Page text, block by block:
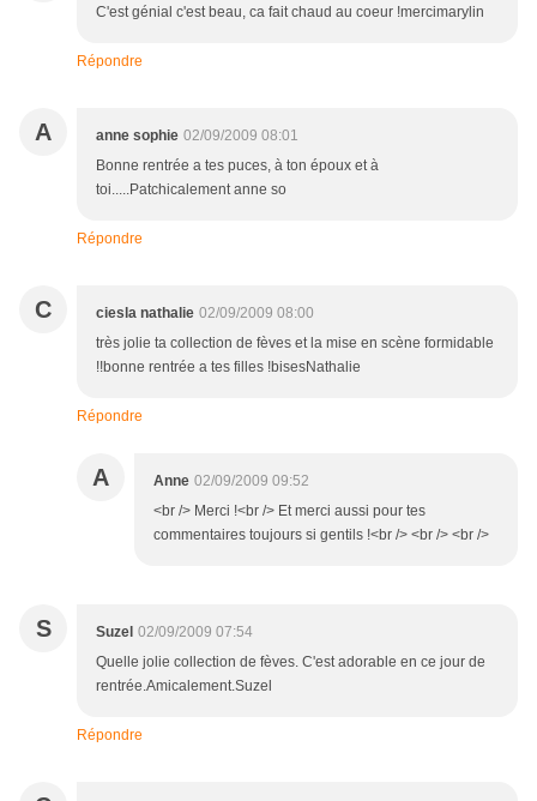
C'est génial c'est beau, ca fait chaud au coeur !mercimarylin
Répondre
A anne sophie 02/09/2009 08:01
Bonne rentrée a tes puces, à ton époux et à
toi.....Patchicalement anne so
Répondre
C ciesla nathalie 02/09/2009 08:00
très jolie ta collection de fèves et la mise en scène formidable
!!bonne rentrée a tes filles !bisesNathalie
Répondre
A Anne 02/09/2009 09:52
<br /> Merci !<br /> Et merci aussi pour tes
commentaires toujours si gentils !<br /> <br /> <br />
S Suzel 02/09/2009 07:54
Quelle jolie collection de fèves. C'est adorable en ce jour de
rentrée.Amicalement.Suzel
Répondre